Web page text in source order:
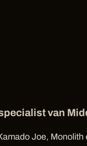
van
Joe,